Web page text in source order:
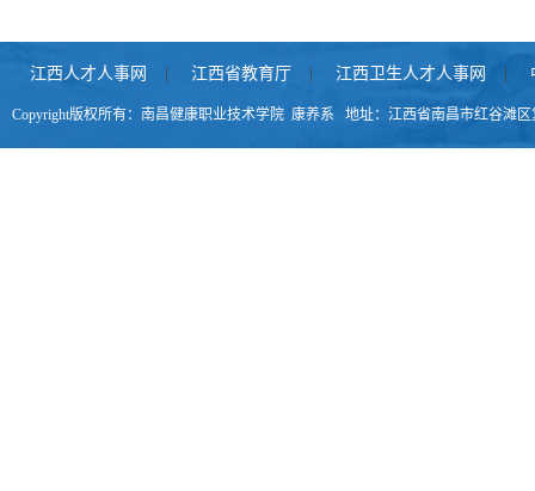
江西人才人事网 江西省教育厅 江西卫生人才人事网
Copyright版权所有：南昌健康职业技术学院 康养系 地址：江西省南昌市红谷滩区